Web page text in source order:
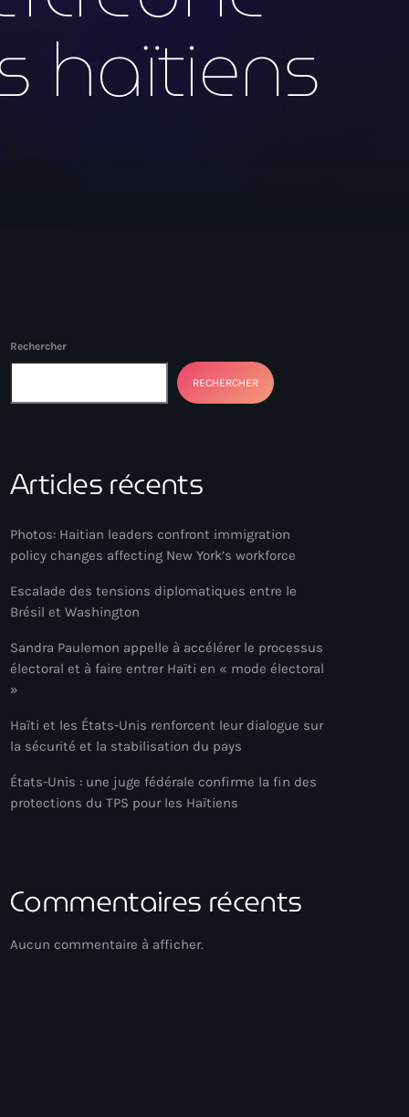
haïtiens
Rechercher
RECHERCHER
Articles récents
Photos: Haitian leaders confront immigration
policy changes affecting New York’s workforce
Escalade des tensions diplomatiques entre le
Brésil et Washington
Sandra Paulemon appelle à accélérer le processus
électoral et à faire entrer Haïti en « mode électoral
»
Haïti et les États-Unis renforcent leur dialogue sur
la sécurité et la stabilisation du pays
États-Unis : une juge fédérale confirme la fin des
protections du TPS pour les Haïtiens
Commentaires récents
Aucun commentaire à afficher.